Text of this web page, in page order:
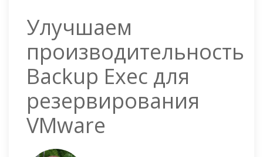
Улучшаем
производительность
Backup Exec для
резервирования
VMware